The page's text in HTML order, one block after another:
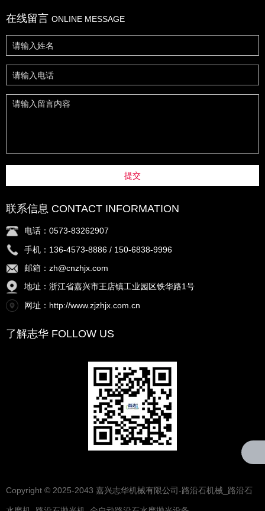
在线留言 ONLINE MESSAGE
提交
联系信息 CONTACT INFORMATION
电话：0573-83262907
手机：136-4573-8886 / 150-6838-9996
邮箱：zh@cnzhjx.com
地址：浙江省嘉兴市王店镇工业园区铁华路1号
网址：http://www.zjzhjx.com.cn
了解志华 FOLLOW US
Copyright © 2025-2043 嘉兴志华机械有限公司-路沿石机械_路沿石